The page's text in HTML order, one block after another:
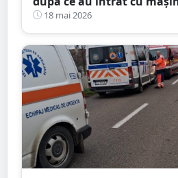
pod. Totul s-a întâmplat în
Mare
18 mai 2026